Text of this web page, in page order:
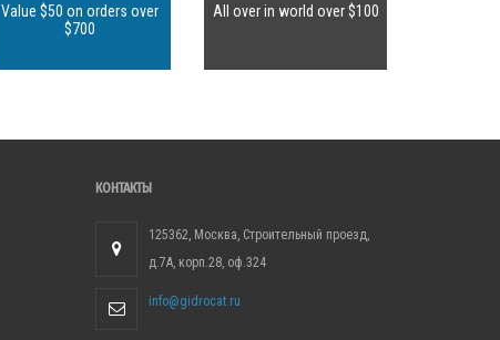
Value $50 on orders over
$700
All over in world over $100
КОНТАКТЫ
125362, Москва, Строительный проезд,
д.7А, корп.28, оф.324
info@gidrocat.ru